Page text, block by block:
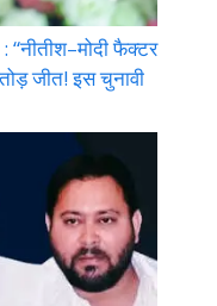
फैक्टर
जीत! इस चुनावी